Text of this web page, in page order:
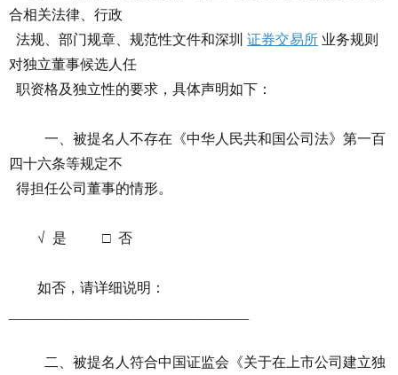
合相关法律、行政
法规、部门规章、规范性文件和深圳 证券交易所 业务规则
对独立董事候选人任
职资格及独立性的要求，具体声明如下：
一、被提名人不存在《中华人民共和国公司法》第一百
四十六条等规定不
得担任公司董事的情形。
√ 是 □ 否
如否，请详细说明：
二、被提名人符合中国证监会《关于在上市公司建立独